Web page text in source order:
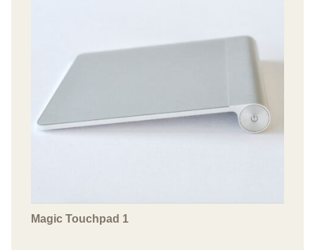
Magic Touchpad 1